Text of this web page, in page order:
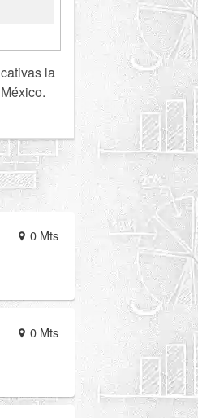
la
0 Mts
0 Mts